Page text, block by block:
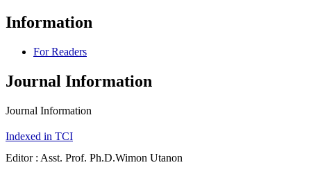
Information
For Readers
Journal Information
Journal Information
Indexed in TCI
Editor : Asst. Prof. Ph.D.Wimon Utanon